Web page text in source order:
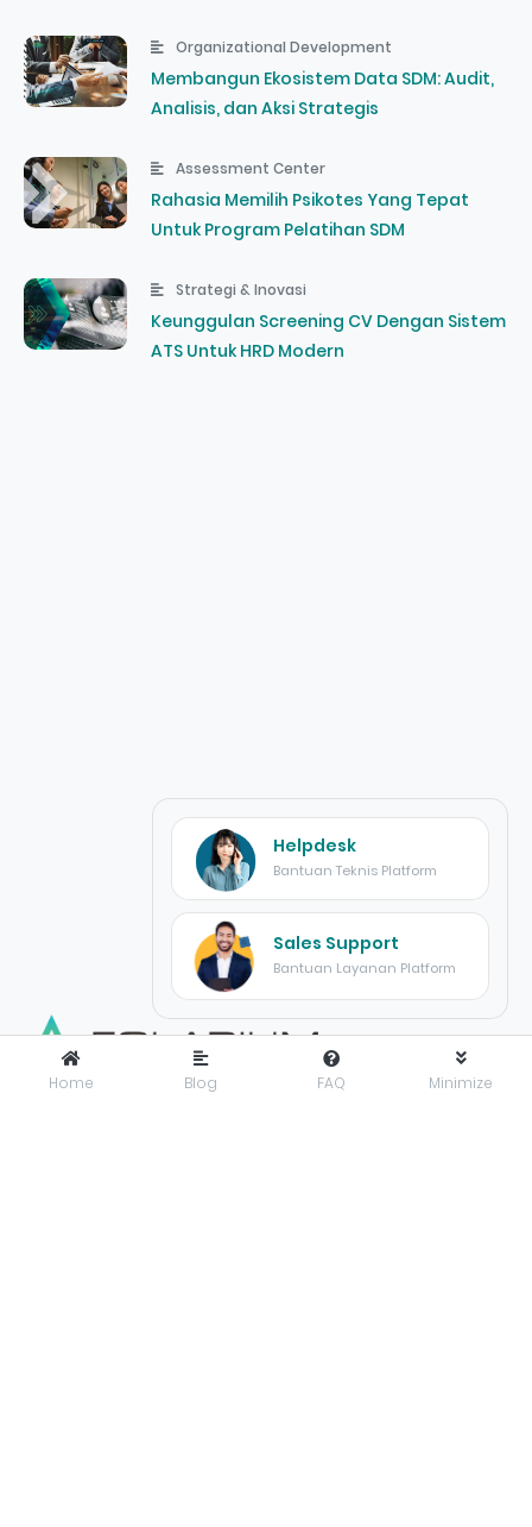
Organizational Development
Membangun Ekosistem Data SDM: Audit,
Analisis, dan Aksi Strategis
Assessment Center
Rahasia Memilih Psikotes Yang Tepat
Untuk Program Pelatihan SDM
Strategi & Inovasi
Keunggulan Screening CV Dengan Sistem
ATS Untuk HRD Modern
Home Blog FAQ Minimize
Helpdesk
Bantuan Teknis Platform
Sales Support
Bantuan Layanan Platform